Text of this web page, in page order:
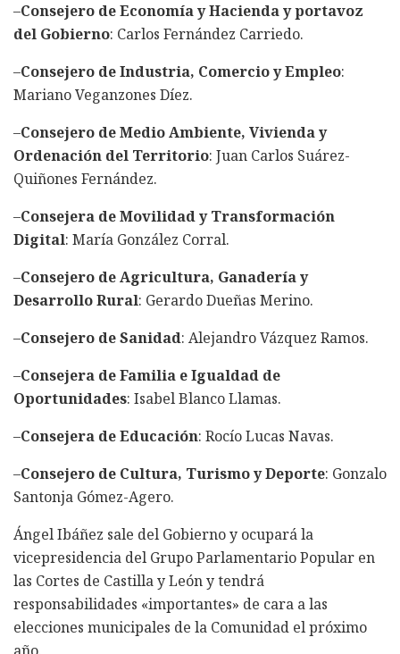
–Consejero de Economía y Hacienda y portavoz
del Gobierno: Carlos Fernández Carriedo.
–Consejero de Industria, Comercio y Empleo:
Mariano Veganzones Díez.
–Consejero de Medio Ambiente, Vivienda y
Ordenación del Territorio: Juan Carlos Suárez-
Quiñones Fernández.
–Consejera de Movilidad y Transformación
Digital: María González Corral.
–Consejero de Agricultura, Ganadería y
Desarrollo Rural: Gerardo Dueñas Merino.
–Consejero de Sanidad: Alejandro Vázquez Ramos.
–Consejera de Familia e Igualdad de
Oportunidades: Isabel Blanco Llamas.
–Consejera de Educación: Rocío Lucas Navas.
–Consejero de Cultura, Turismo y Deporte: Gonzalo
Santonja Gómez-Agero.
Ángel Ibáñez sale del Gobierno y ocupará la
vicepresidencia del Grupo Parlamentario Popular en
las Cortes de Castilla y León y tendrá
responsabilidades «importantes» de cara a las
elecciones municipales de la Comunidad el próximo